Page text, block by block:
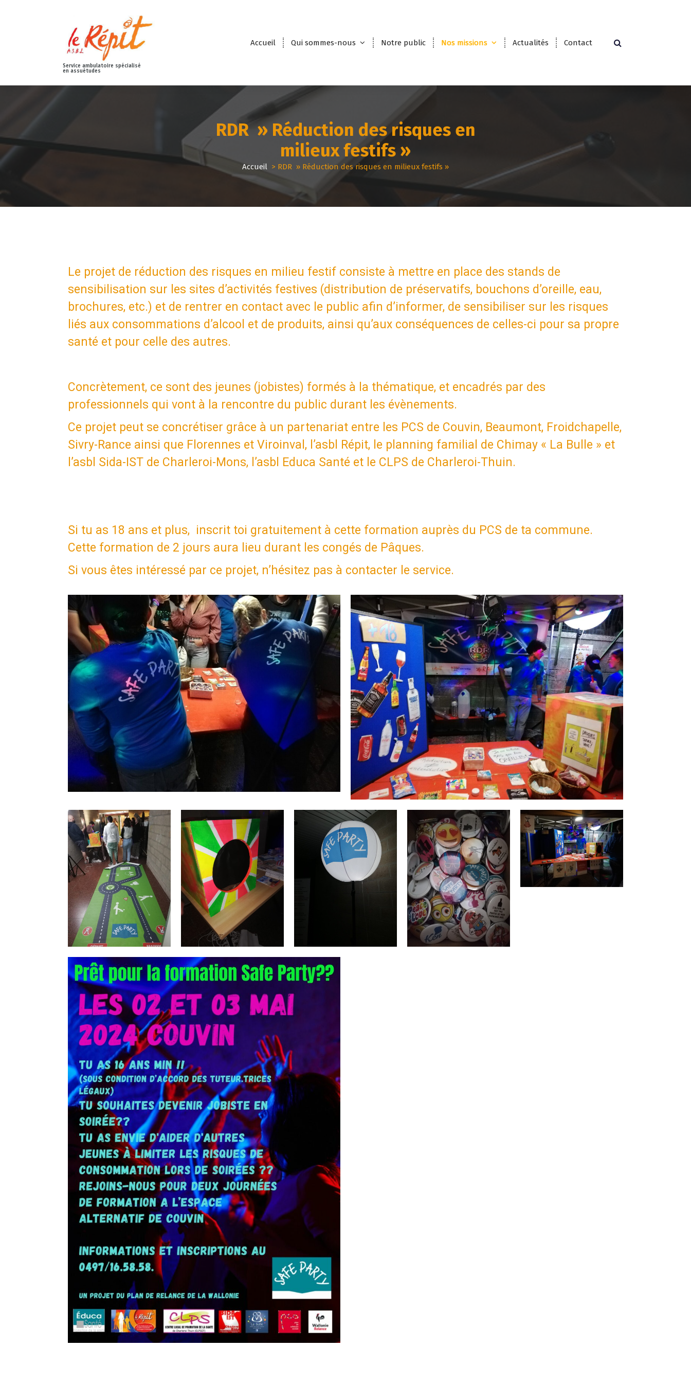
Service ambulatoire spécialisé
en assuétudes
Accueil Qui sommes-nous Notre public Nos missions Actualités Contact
RDR » Réduction des risques en
milieux festifs »
Accueil > RDR » Réduction des risques en milieux festifs »
Le projet de réduction des risques en milieu festif consiste à mettre en place des stands de
sensibilisation sur les sites d’activités festives (distribution de préservatifs, bouchons d’oreille, eau,
brochures, etc.) et de rentrer en contact avec le public afin d’informer, de sensibiliser sur les risques
liés aux consommations d’alcool et de produits, ainsi qu’aux conséquences de celles-ci pour sa propre
santé et pour celle des autres.
Concrètement, ce sont des jeunes (jobistes) formés à la thématique, et encadrés par des
professionnels qui vont à la rencontre du public durant les évènements.
Ce projet peut se concrétiser grâce à un partenariat entre les PCS de Couvin, Beaumont, Froidchapelle,
Sivry-Rance ainsi que Florennes et Viroinval, l’asbl Répit, le planning familial de Chimay « La Bulle » et
l’asbl Sida-IST de Charleroi-Mons, l’asbl Educa Santé et le CLPS de Charleroi-Thuin.
Si tu as 18 ans et plus, inscrit toi gratuitement à cette formation auprès du PCS de ta commune.
Cette formation de 2 jours aura lieu durant les congés de Pâques.
Si vous êtes intéressé par ce projet, n’hésitez pas à contacter le service.